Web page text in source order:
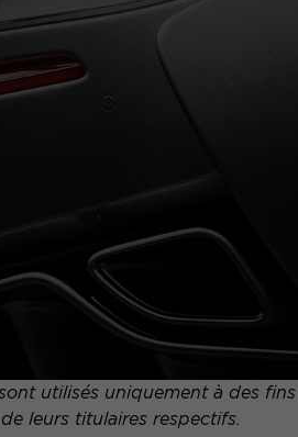
utilisés uniquement à des
leurs titulaires respectifs.